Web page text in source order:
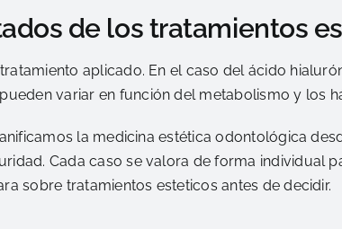
de los tratamientos
aplicado. En el caso del ácido
variar en función del metabolismo y los
la medicina estética odontológica
Cada caso se valora de forma individual
sobre tratamientos esteticos antes de decidir.